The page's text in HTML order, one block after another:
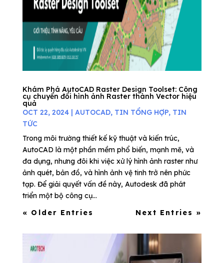
Khám Phá AutoCAD Raster Design Toolset: Công
cụ chuyển đổi hình ảnh Raster thành Vector hiệu
quả
OCT 22, 2024| AUTOCAD, TIN TỔNG HỢP, TIN
TỨC
Trong môi trường thiết kế kỹ thuật và kiến trúc,
AutoCAD là một phần mềm phổ biến, mạnh mẽ, và
đa dụng, nhưng đôi khi việc xử lý hình ảnh raster như
ảnh quét, bản đồ, và hình ảnh vệ tinh trở nên phức
tạp. Để giải quyết vấn đề này, Autodesk đã phát
triển một bộ công cụ...
« Older Entries
Next Entries »